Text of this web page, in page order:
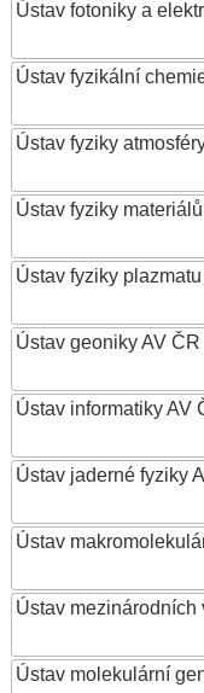
Ústav fotoniky a
Ústav fyzikální
Ústav fyziky
Ústav fyziky
Ústav fyziky
Ústav geoniky AV ČR
Ústav informatiky AV
Ústav jaderné fyziky
Ústav
Ústav mezinárodních
Ústav molekulární